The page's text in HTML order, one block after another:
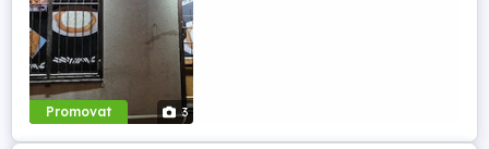
Promovat 3